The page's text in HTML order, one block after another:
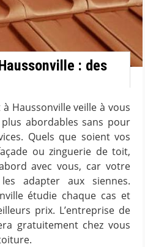
: des
Haussonville veille à vous
abordables sans pour
Quels que soient vos
ou zinguerie de toit,
avec vous, car votre
adapter aux siennes.
étudie chaque cas et
prix. L’entreprise de
gratuitement chez vous